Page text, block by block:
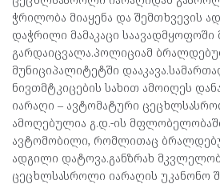
ჭრილობა მიაყენა და შემთხვევის
დაჭრილი მამაკაცი საავადმყოფოში
გარდაიცვალა.პოლიციამ
მუნიციპალიტეტში
ნივთმტკიცების სახით ამოიღეს
იარაღი – ავტომატური
ამოღებულია გ.დ.-ის
ავტომობილი, რომლითაც
ადგილი დატოვა.განზრახ
ცეცხლსასროლი იარაღის უკანონო